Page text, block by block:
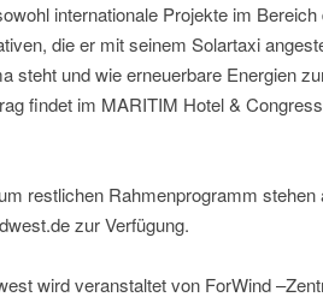
internationale Projekte im
die er mit seinem Solartaxi
steht und wie erneuerbare Energien
findet im MARITIM Hotel &
restlichen Rahmenprogramm stehen
zur Verfügung.
wird veranstaltet von ForWind